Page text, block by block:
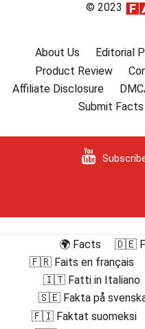
© 2023
About Us Editorial
Product Review
Affiliate Disclosure
Submit Facts
🌍 Facts
🇩🇪
🇫🇷 Faits en français
🇮🇹 Fatti in Italiano
🇸🇪 Fakta på
🇫🇮 Faktat suomeksi